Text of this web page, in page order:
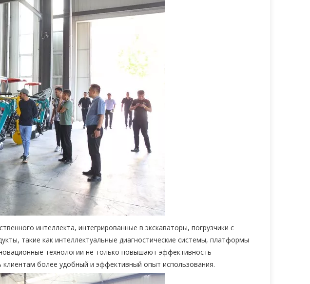
интеллекта, интегрированные в экскаваторы, погрузчики с
такие как интеллектуальные диагностические системы, платформы
технологии не только повышают эффективность
более удобный и эффективный опыт использования.